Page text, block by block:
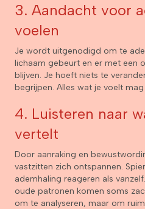
3. Aandacht voor
voelen
Je wordt uitgenodigd om te
lichaam gebeurt en er met een
blijven. Je hoeft niets te
begrijpen. Alles wat je voelt mag
4. Luisteren naar
vertelt
Door aanraking en
vastzitten zich ontspannen.
ademhaling reageren als
oude patronen komen soms
om te analyseren, maar om